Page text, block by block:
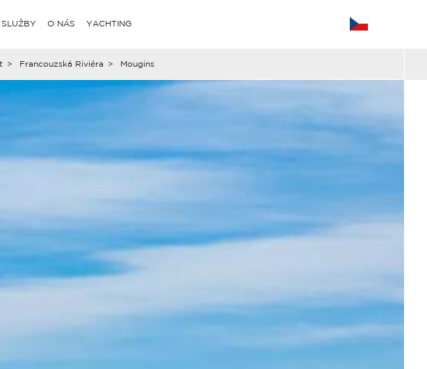
SLUŽBY O NÁS YACHTING
> Francouzská Riviéra > Mougins